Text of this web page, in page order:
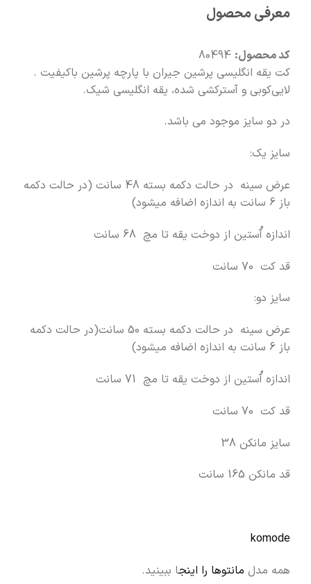
🧡بعد از خرید هم کنارتیم
معرفی محصول
کد محصول: 80494
کت یقه انگلیسی پرشین جیران با پارچه پرشین باکیفیت .
لایی‌کوبی و آسترکشی شده، یقه انگلیسی شیک.
در دو سایز موجود می باشد.
سایز یک:
عرض سینه در حالت دکمه بسته 48 سانت (در حالت دکمه
باز 6 سانت به اندازه اضافه میشود)
اندازه آُستین از دوخت یقه تا مچ 68 سانت
قد کت 70 سانت
سایز دو:
عرض سینه در حالت دکمه بسته 50 سانت(در حالت دکمه
باز 6 سانت به اندازه اضافه میشود)
اندازه آُستین از دوخت یقه تا مچ 71 سانت
قد کت 70 سانت
سایز مانکن 38
قد مانکن 165 سانت
komode
همه مدل مانتوها را اینجا ببینید.